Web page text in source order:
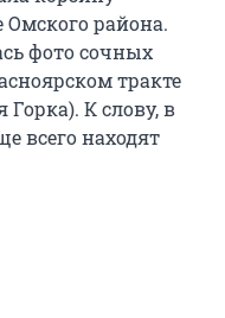
Омского района.
фото сочных
тракте
К слову, в
всего находят